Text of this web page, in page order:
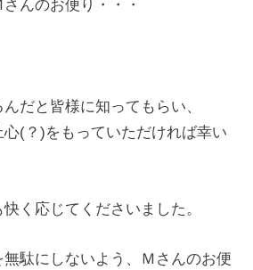
んのお便り・・・
んだと皆様に知ってもらい、
(？)をもっていただければ幸い
く応じてくださいました。
駄にしないよう、Ｍさんのお便